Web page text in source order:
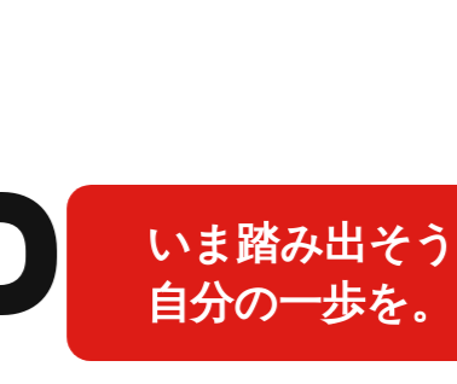
いま踏み出そう!
自分の一歩を。